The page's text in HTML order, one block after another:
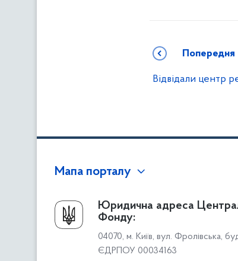
Попередня
Відвідали центр
Мапа порталу
Про Фонд
Керівництво
Структура Фонду
Територіальні відділення
Юридична адреса
Фонду:
04070, м. Київ, вул. Фролівська,
ЄДРПОУ 00034163